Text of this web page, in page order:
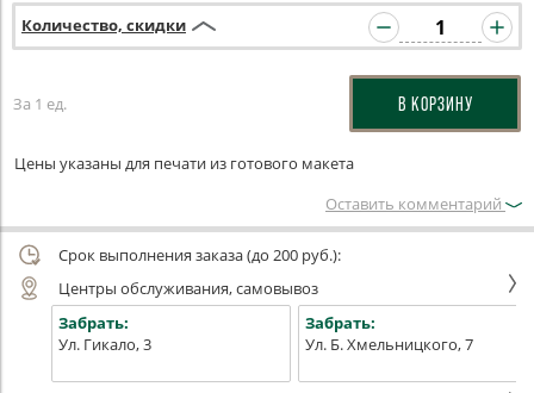
Количество, скидки
За 1 ед. В КОРЗИНУ
Цены указаны для печати из готового макета
Оставить комментарий
Срок выполнения заказа (до 200 руб.):
Центры обслуживания, самовывоз
Забрать:
Ул. Гикало, 3
Забрать:
Ул. Б. Хмельницкого, 7